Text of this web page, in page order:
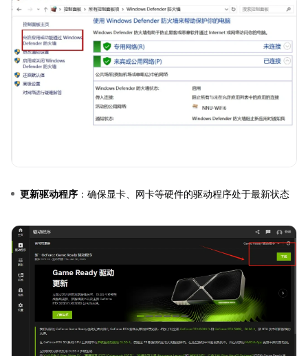
更新驱动程序 ：确保显卡、网卡等硬件的驱动程序处于最新状态